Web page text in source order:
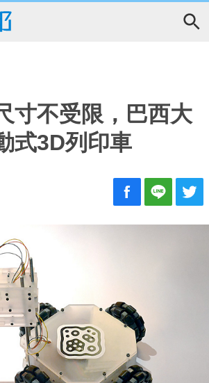
寸不受限，巴西大
式3D列印車